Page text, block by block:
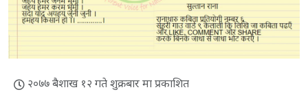
२०७७ बैशाख १२ गते शुक्रबार मा प्रकाशित